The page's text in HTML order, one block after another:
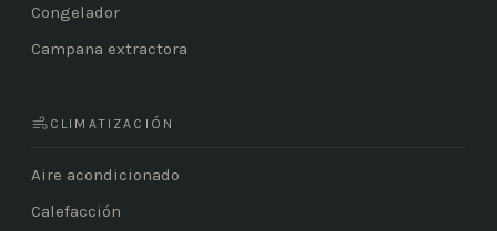
Congelador
Campana extractora
CLIMATIZACIÓN
Aire acondicionado
Calefacción